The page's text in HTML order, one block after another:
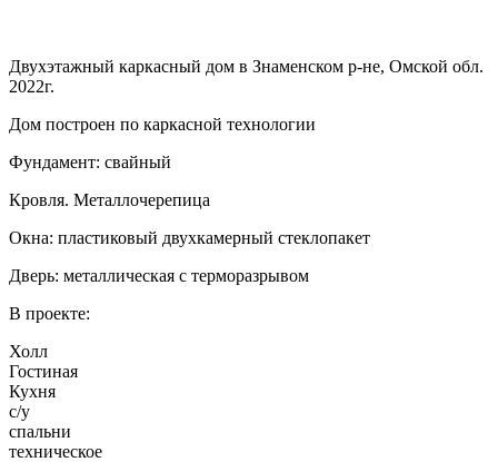
Двухэтажный каркасный дом в Знаменском р-не, Омской обл.
2022г.
Дом построен по каркасной технологии
Фундамент: свайный
Кровля. Металлочерепица
Окна: пластиковый двухкамерный стеклопакет
Дверь: металлическая с терморазрывом
В проекте:
Холл
Гостиная
Кухня
с/у
спальни
техническое